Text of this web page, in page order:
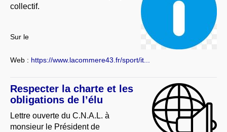
collectif.
Sur le
Web : https://www.lacommere43.fr/sport/it...
Respecter la charte et les
obligations de l’élu
Lettre ouverte du C.N.A.L. à
monsieur le Président de